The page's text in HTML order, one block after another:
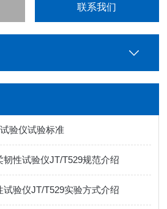
联系我们
验仪试验标准
性试验仪JT/T529规范介绍
验仪JT/T529实验方式介绍